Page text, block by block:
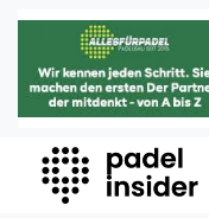
Padel
Home
Organisationen
Buchungssysteme